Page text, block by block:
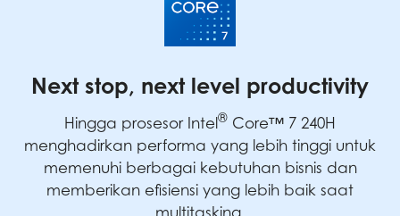
Next stop, next level productivity
Hingga prosesor Intel® Core™ 7 240H
menghadirkan performa yang lebih tinggi untuk
memenuhi berbagai kebutuhan bisnis dan
memberikan efisiensi yang lebih baik saat
multitasking.